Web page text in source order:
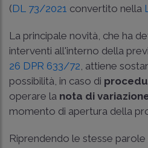
(DL 73/2021 convertito nella
La principale novità, che ha
interventi all'interno della
26 DPR 633/72 , attiene
possibilità, in caso di
operare la nota di
momento di apertura della
Riprendendo le stesse